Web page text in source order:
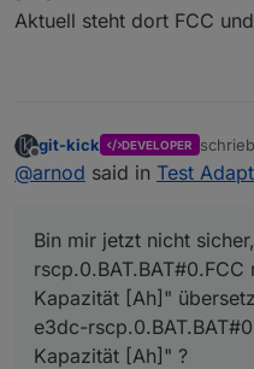
Aktuell steht dort FCC
Offline
git-kick DEVELOPER
zuletzt
@arnod said in Test
Bin mir jetzt nicht
Kapazität [Ah]"
e3dc-
Kapazität [Ah]" ?